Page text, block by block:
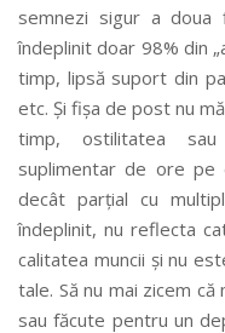
semnezi sigur a
îndeplinit doar 98% din
timp, lipsă suport din
etc. Și fișa de post nu
timp, ostilitatea sau
suplimentar de ore pe
decât parțial cu
îndeplinit, nu reflecta
calitatea muncii și nu
tale. Să nu mai zicem
sau făcute pentru un